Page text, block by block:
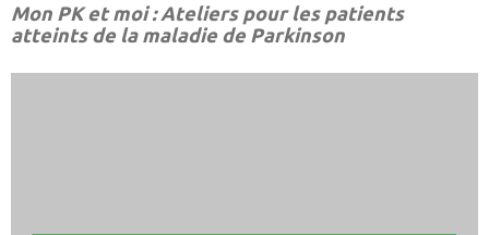
Mon PK et moi : Ateliers pour les patients
atteints de la maladie de Parkinson